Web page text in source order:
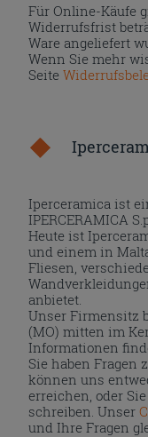
Für Online-Käufe
Widerrufsfrist
Ware angeliefert
Wenn Sie mehr
Seite
Iperceramica ist
IPERCERAMICA
Heute ist
und einem in
Fliesen,
anbietet.
Unser Firmensitz
(MO) mitten im
Informationen
Sie haben Fragen
können uns
erreichen, oder
schreiben. Unser
und Ihre Fragen